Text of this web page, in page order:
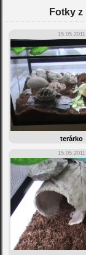
Fotky
15.05.2011
terárko
15.05.2011